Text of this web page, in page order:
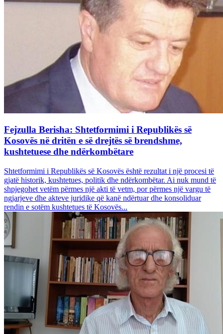
Fejzulla Berisha: Shtetformimi i Republikës së
Kosovës në dritën e së drejtës së brendshme,
kushtetuese dhe ndërkombëtare
Shtetformimi i Republikës së Kosovës është rezultat i një procesi të
gjatë historik, kushtetues, politik dhe ndërkombëtar. Ai nuk mund të
shpjegohet vetëm përmes një akti të vetm, por përmes një vargu të
ngjarjeve dhe akteve juridike që kanë ndërtuar dhe konsoliduar
rendin e sotëm kushtetues të Kosovës...